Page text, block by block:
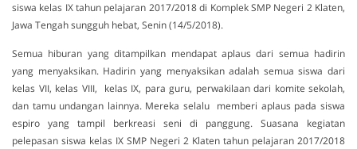
siswa kelas IX tahun pelajaran 2017/2018 di Komplek SMP Negeri 2 Klaten,
Jawa Tengah sungguh hebat, Senin (14/5/2018).
Semua hiburan yang ditampilkan mendapat aplaus dari semua hadirin
yang menyaksikan. Hadirin yang menyaksikan adalah semua siswa dari
kelas VII, kelas VIII, kelas IX, para guru, perwakilaan dari komite sekolah,
dan tamu undangan lainnya. Mereka selalu memberi aplaus pada siswa
espiro yang tampil berkreasi seni di panggung. Suasana kegiatan
pelepasan siswa kelas IX SMP Negeri 2 Klaten tahun pelajaran 2017/2018